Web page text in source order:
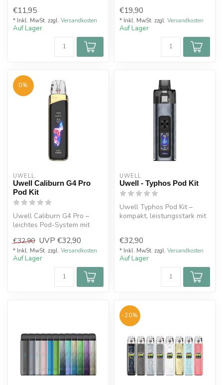
System, d...
€11,95
* Inkl. MwSt. zzgl. Versandkosten
Auf Lager
€19,90
* Inkl. MwSt. zzgl. Versandkosten
Auf Lager
0%
UWELL
Uwell Caliburn G4 Pro
Pod Kit
Uwell Caliburn G4 Pro –
leichtes Pod-System mit
Leistung, groß...
€32,90 UVP €32,90
* Inkl. MwSt. zzgl. Versandkosten
Auf Lager
UWELL
Uwell - Typhos Pod Kit
Uwell Typhos Pod Kit –
kompakt, leistungsstark mit
€32,90
* Inkl. MwSt. zzgl. Versandkosten
Auf Lager
-20%